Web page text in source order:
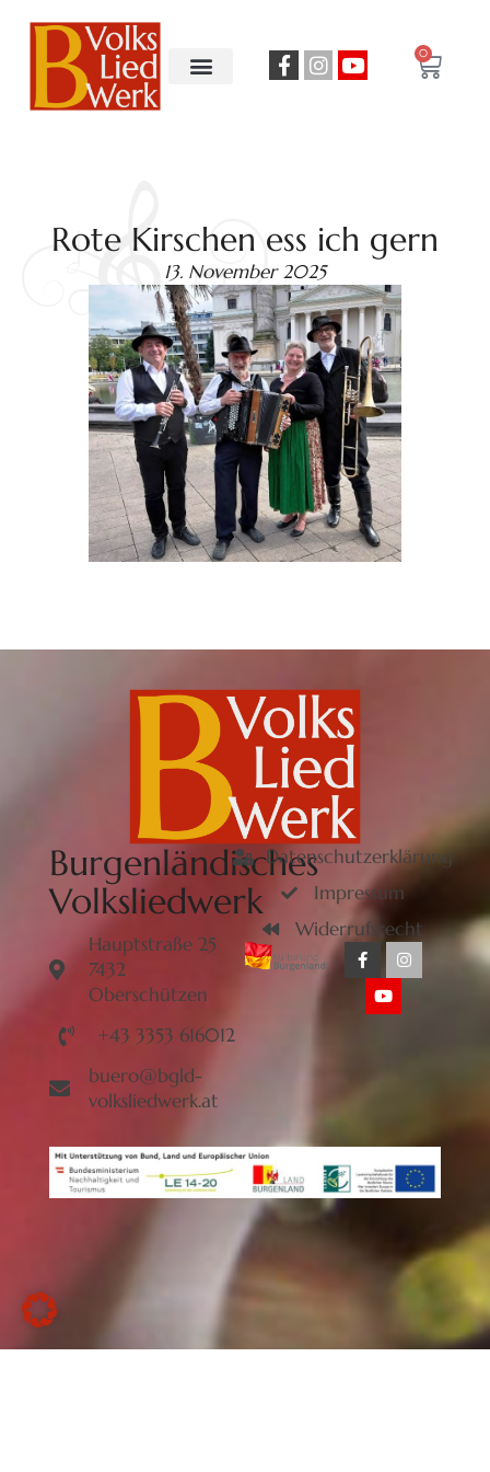
0
Rote Kirschen ess ich gern
13. November 2025
Burgenländisches
Volksliedwerk
Hauptstraße 25
7432
Oberschützen
+43 3353 616012
buero@bgld-
volksliedwerk.at
Datenschutzerklärung
Impressum
Widerrufsrecht